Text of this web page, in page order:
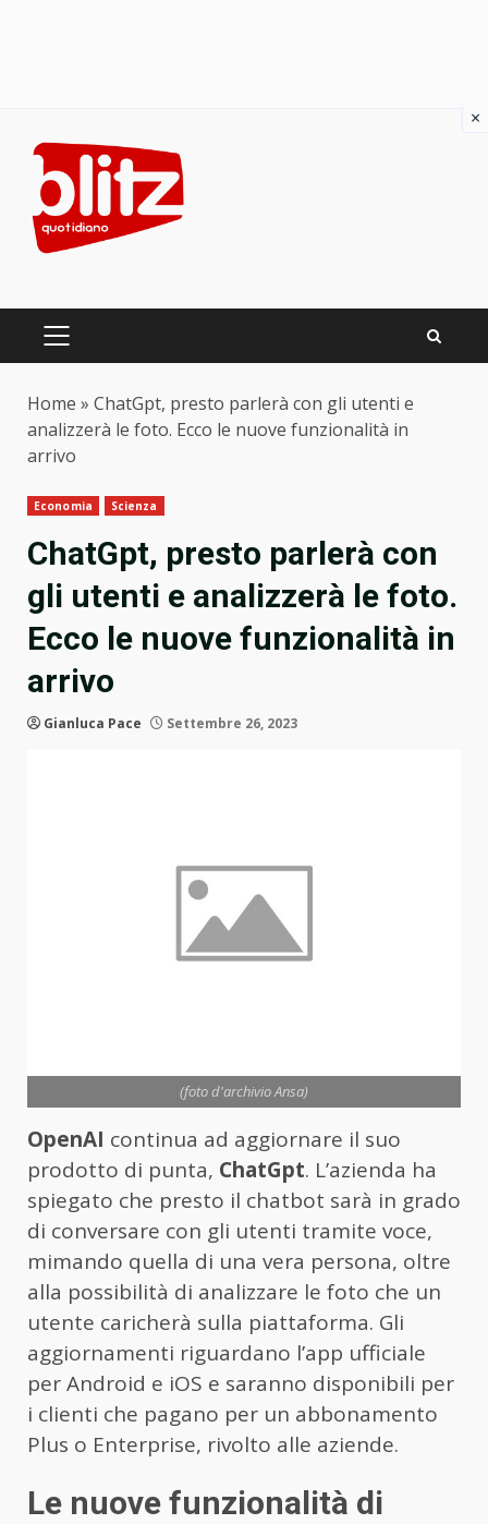
content
PRIMARY
Home » ChatGpt, presto parlerà con gli utenti e
analizzerà le foto. Ecco le nuove funzionalità in
arrivo
Economia Scienza
ChatGpt, presto parlerà con
gli utenti e analizzerà le foto.
Ecco le nuove funzionalità in
arrivo
Gianluca Pace Settembre 26, 2023
(foto d'archivio Ansa)
OpenAI continua ad aggiornare il suo
prodotto di punta, ChatGpt. L’azienda ha
spiegato che presto il chatbot sarà in grado
di conversare con gli utenti tramite voce,
mimando quella di una vera persona, oltre
alla possibilità di analizzare le foto che un
utente caricherà sulla piattaforma. Gli
aggiornamenti riguardano l’app ufficiale
per Android e iOS e saranno disponibili per
i clienti che pagano per un abbonamento
Plus o Enterprise, rivolto alle aziende.
Le nuove funzionalità di
×